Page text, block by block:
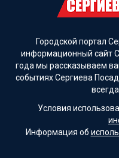
Городской портал
информационный сайт
года мы рассказываем
событиях Сергиева
Условия
Информация об